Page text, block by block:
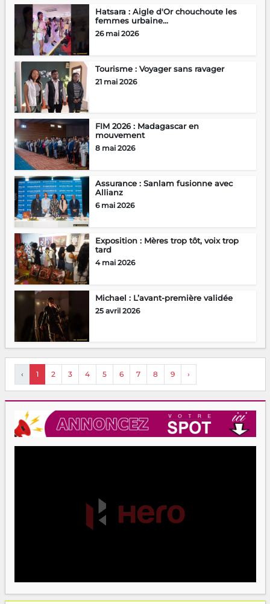
Hatsara : Aigle d'Or chouchoute les
femmes urbaine...
26 mai 2026
Tourisme : Voyager sans ravager
21 mai 2026
FIM 2026 : Madagascar en
mouvement
8 mai 2026
Assurance : Sanlam fusionne avec
Allianz
6 mai 2026
Exposition : Mères trop tôt, voix trop
tard
4 mai 2026
Michael : L’avant-première validée
25 avril 2026
‹ 1 2 3 4 5 6 7 8 9 ›